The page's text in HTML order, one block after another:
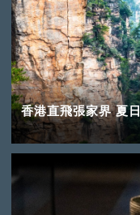
香港直飛張家界 夏